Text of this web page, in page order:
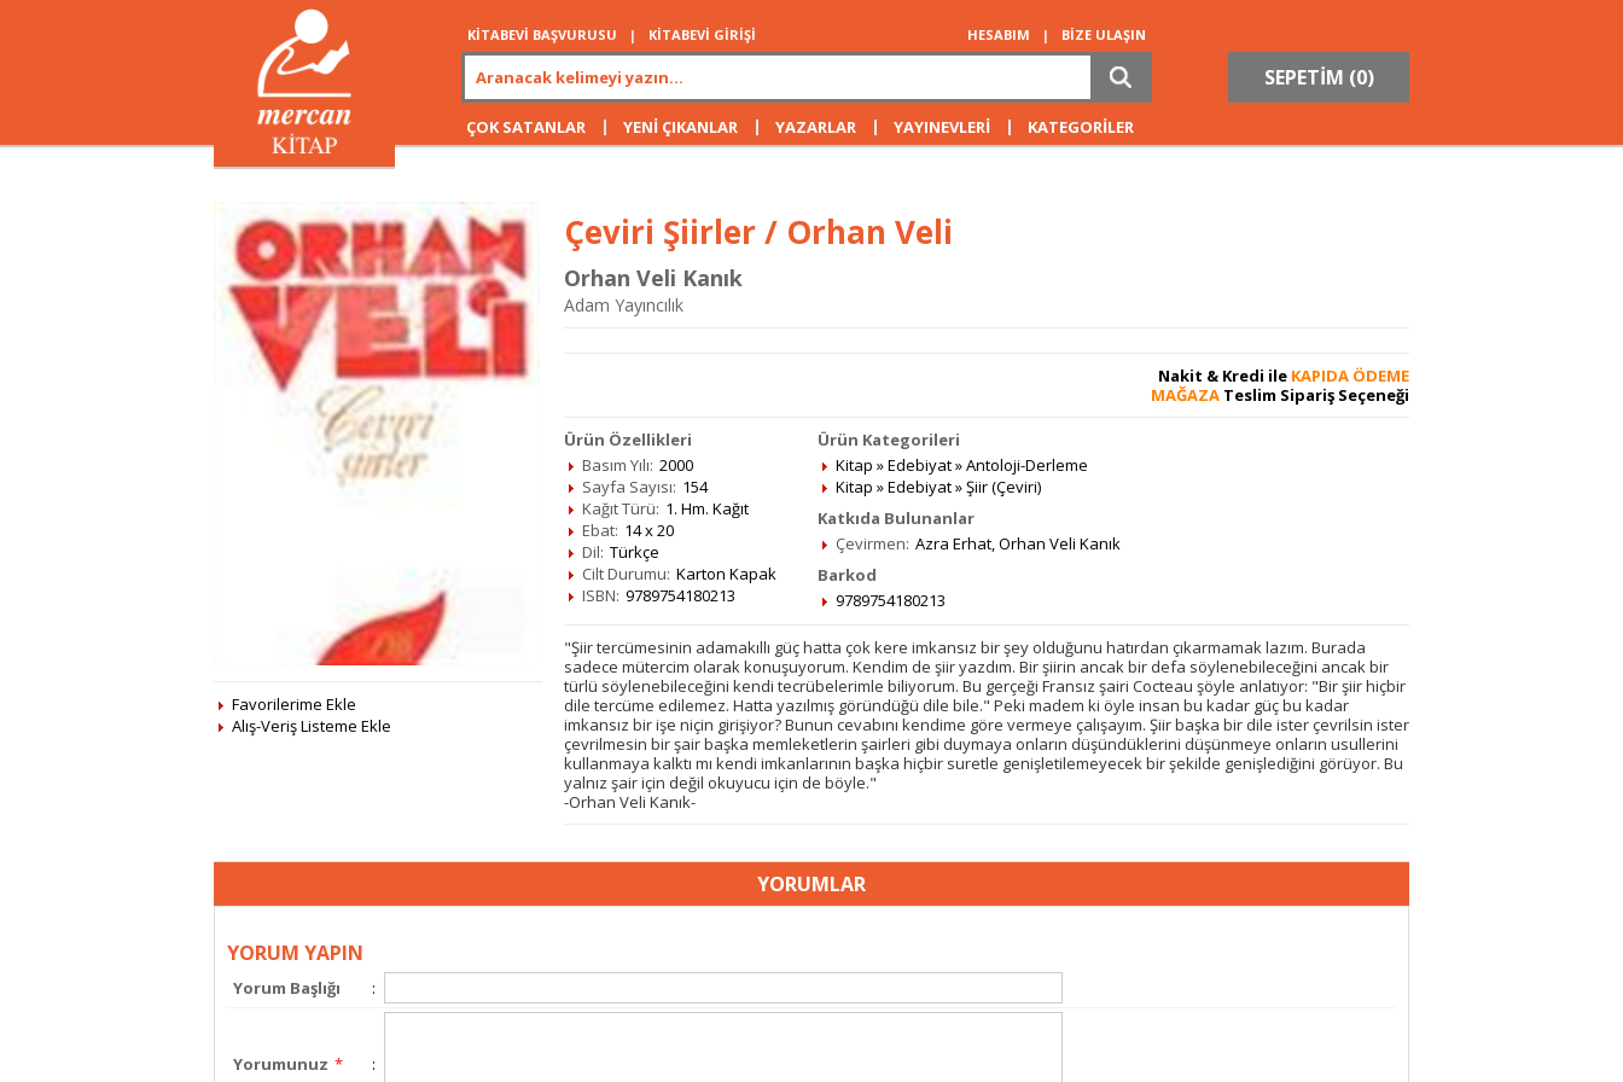
KİTABEVİ BAŞVURUSU | KİTABEVİ GİRİŞİ HESABIM | BİZE ULAŞIN
SEPETİM (0)
ÇOK SATANLAR | YENİ ÇIKANLAR | YAZARLAR | YAYINEVLERİ | KATEGORİLER
Favorilerime Ekle
Alış-Veriş Listeme Ekle
Çeviri Şiirler / Orhan Veli
Orhan Veli Kanık
Adam Yayıncılık
Nakit & Kredi ile KAPIDA ÖDEME
MAĞAZA Teslim Sipariş Seçeneği
Ürün Özellikleri
Basım Yılı: 2000
Sayfa Sayısı: 154
Kağıt Türü: 1. Hm. Kağıt
Ebat: 14 x 20
Dil: Türkçe
Cilt Durumu: Karton Kapak
ISBN: 9789754180213
Ürün Kategorileri
Kitap »Edebiyat»Antoloji-Derleme
Kitap »Edebiyat»Şiir (Çeviri)
Katkıda Bulunanlar
Çevirmen: Azra Erhat,Orhan Veli Kanık
Barkod
9789754180213
"Şiir tercümesinin adamakıllı güç hatta çok kere imkansız bir şey olduğunu hatırdan çıkarmamak lazım. Burada
sadece mütercim olarak konuşuyorum. Kendim de şiir yazdım. Bir şiirin ancak bir defa söylenebileceğini ancak bir
türlü söylenebileceğini kendi tecrübelerimle biliyorum. Bu gerçeği Fransız şairi Cocteau şöyle anlatıyor: "Bir şiir hiçbir
dile tercüme edilemez. Hatta yazılmış göründüğü dile bile." Peki madem ki öyle insan bu kadar güç bu kadar
imkansız bir işe niçin girişiyor? Bunun cevabını kendime göre vermeye çalışayım. Şiir başka bir dile ister çevrilsin ister
çevrilmesin bir şair başka memleketlerin şairleri gibi duymaya onların düşündüklerini düşünmeye onların usullerini
kullanmaya kalktı mı kendi imkanlarının başka hiçbir suretle genişletilemeyecek bir şekilde genişlediğini görüyor. Bu
yalnız şair için değil okuyucu için de böyle."
-Orhan Veli Kanık-
YORUMLAR
YORUM YAPIN
Yorum Başlığı :
Yorumunuz * :